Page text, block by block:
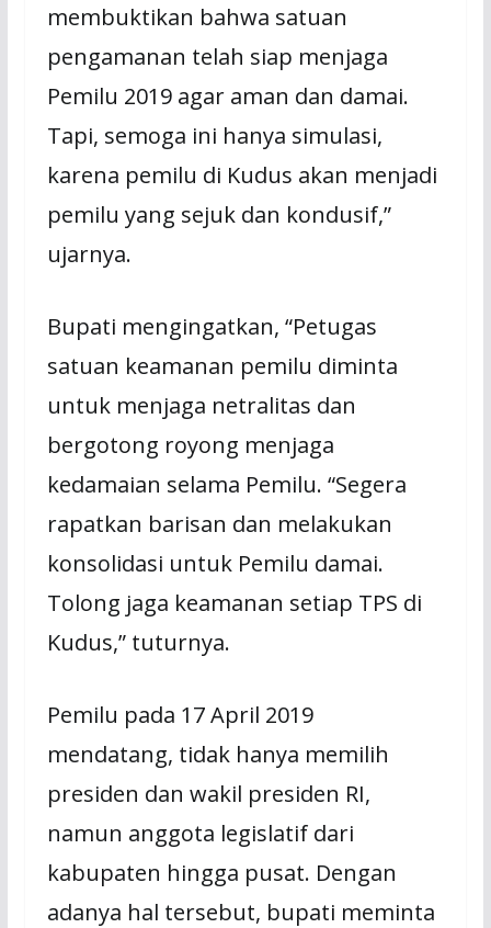
membuktikan bahwa satuan
pengamanan telah siap menjaga
Pemilu 2019 agar aman dan damai.
Tapi, semoga ini hanya simulasi,
karena pemilu di Kudus akan menjadi
pemilu yang sejuk dan kondusif,”
ujarnya.
Bupati mengingatkan, “Petugas
satuan keamanan pemilu diminta
untuk menjaga netralitas dan
bergotong royong menjaga
kedamaian selama Pemilu. “Segera
rapatkan barisan dan melakukan
konsolidasi untuk Pemilu damai.
Tolong jaga keamanan setiap TPS di
Kudus,” tuturnya.
Pemilu pada 17 April 2019
mendatang, tidak hanya memilih
presiden dan wakil presiden RI,
namun anggota legislatif dari
kabupaten hingga pusat. Dengan
adanya hal tersebut, bupati meminta